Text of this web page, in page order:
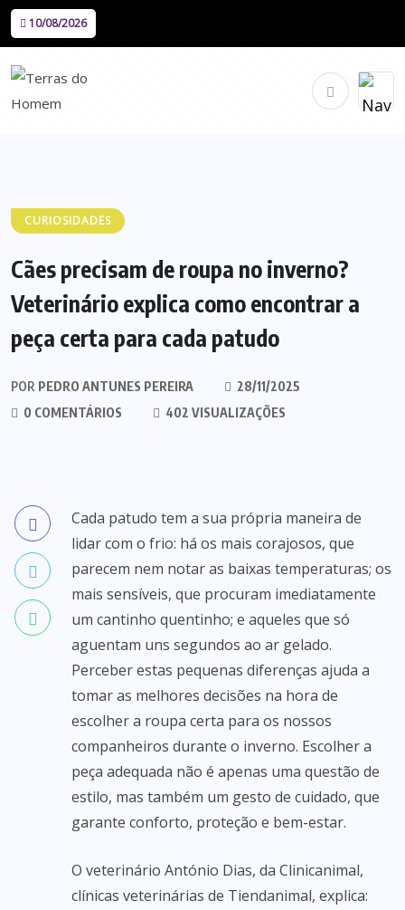
10/08/2026
CURIOSIDADES
Cães precisam de roupa no inverno?
Veterinário explica como encontrar a
peça certa para cada patudo
POR PEDRO ANTUNES PEREIRA
28/11/2025
0 COMENTÁRIOS
402 VISUALIZAÇÕES
Cada patudo tem a sua própria maneira de
lidar com o frio: há os mais corajosos, que
parecem nem notar as baixas temperaturas; os
mais sensíveis, que procuram imediatamente
um cantinho quentinho; e aqueles que só
aguentam uns segundos ao ar gelado.
Perceber estas pequenas diferenças ajuda a
tomar as melhores decisões na hora de
escolher a roupa certa para os nossos
companheiros durante o inverno. Escolher a
peça adequada não é apenas uma questão de
estilo, mas também um gesto de cuidado, que
garante conforto, proteção e bem-estar.
O veterinário António Dias, da Clinicanimal,
clínicas veterinárias de Tiendanimal, explica: